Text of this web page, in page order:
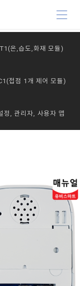
온,습도,화재 모듈)
접점 1개 제어 모듈)
정, 관리자, 사용자 앱